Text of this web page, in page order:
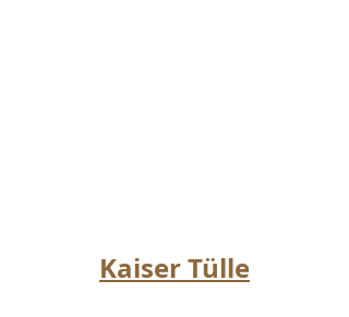
Kaiser Tülle